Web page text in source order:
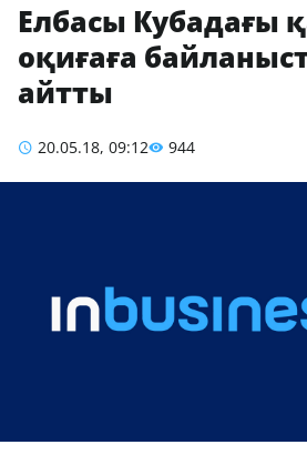
Елбасы Кубадағы
оқиғаға
айтты
20.05.18, 09:12 944